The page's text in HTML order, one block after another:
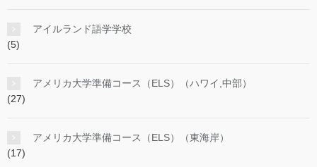
アイルランド語学学校
(5)
アメリカ大学準備コース（ELS）（ハワイ,中部）
(27)
アメリカ大学準備コース（ELS）（東海岸）
(17)